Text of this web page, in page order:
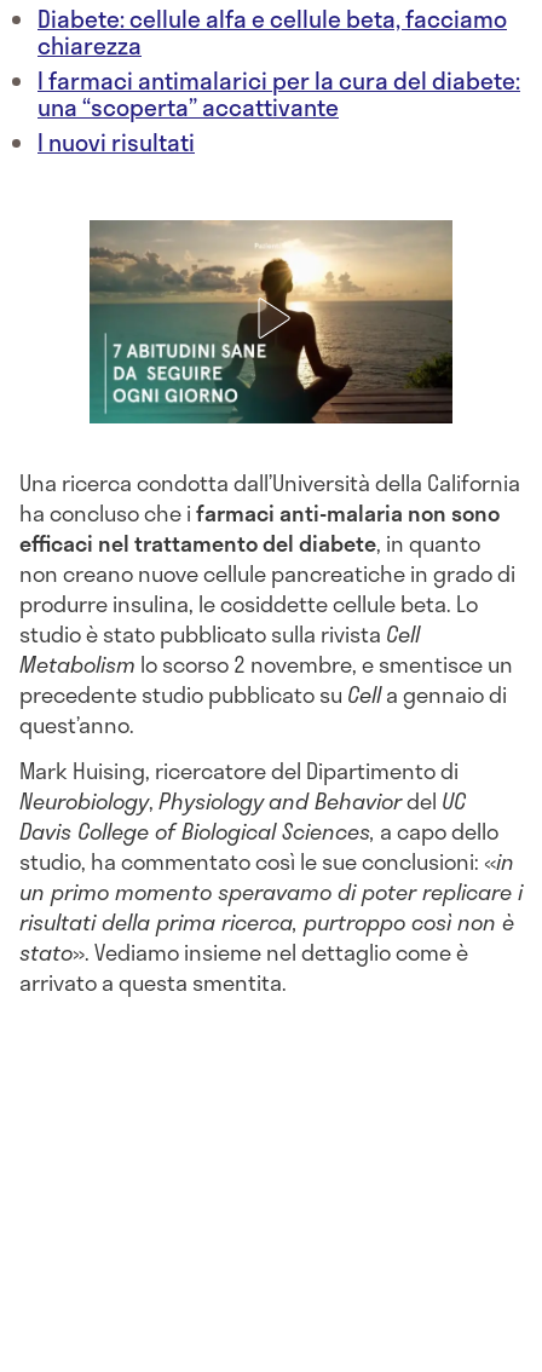
Diabete: cellule alfa e cellule beta, facciamo
chiarezza
I farmaci antimalarici per la cura del diabete:
una “scoperta” accattivante
I nuovi risultati
Una ricerca condotta dall’Università della California
ha concluso che ifarmaci anti-malaria non sono
efficaci nel trattamento del diabete, in quanto
non creano nuove cellule pancreatiche in grado di
produrre insulina, le cosiddette cellule beta. Lo
studio è stato pubblicato sulla rivista Cell
Metabolism lo scorso 2 novembre, e smentisce un
precedente studio pubblicato su Cella gennaio di
quest’anno.
Mark Huising, ricercatore del Dipartimento di
Neurobiology,Physiologyand Behaviordel UC
Davis College of Biological Sciences, a capo dello
studio, ha commentato così le sue conclusioni: «in
un primo momento speravamo di poter replicare i
risultati della prima ricerca, purtroppo così non è
stato». Vediamo insieme nel dettaglio come è
arrivato a questa smentita.